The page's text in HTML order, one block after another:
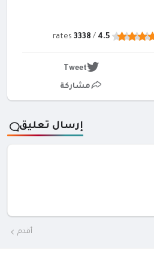
4.5
/
3338
rates
Tweet
مشاركة
إرسال تعليق
أقدم